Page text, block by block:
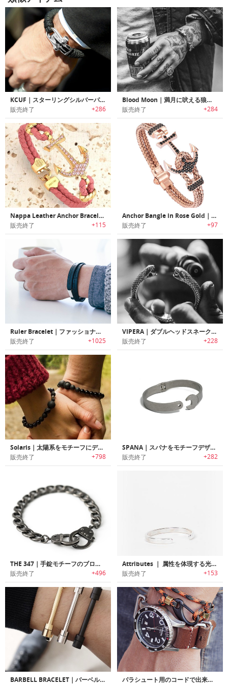
KCUF｜スターリングシルバーパラコードブレスレット「ケーカフ」
販売終了 +286
Blood Moon｜満月に吠える狼をモチーフにした野生的なカフ
販売終了 +284
Nappa Leather Anchor Bracelet ｜Atolyestoneブランドの高級ブレスレット「ナッパ・レザーアンカーブレスレット」
販売終了 +115
Anchor Bangle in Rose Gold｜錨をあしらったローズゴールドブレスレット
販売終了 +97
Ruler Bracelet｜ファッショナブルブレスレット型メジャー「ルーラーブレスレット」
販売終了 +1025
VIPERA｜ダブルヘッドスネークブレスレット「ヴィーペラ」
販売終了 +228
Solaris｜太陽系をモチーフにデザインされたお気に入りの香水を7倍長く楽しめるブレスレット「ソラリス」
販売終了 +798
SPANA｜スパナをモチーフデザインされたブレスレット
販売終了 +282
THE 347｜手錠モチーフのブロンクステイストブレスレット
販売終了 +496
Attributes ｜ 属性を体現する光沢仕上げのスターリングシルバーブレスレット
販売終了 +153
BARBELL BRACELET｜バーベルデザインブレスレット パラシュート用のコードで出来たブレスレット